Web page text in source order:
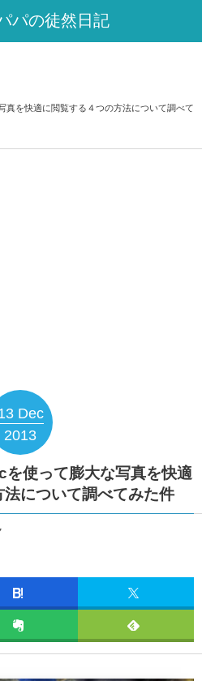
パの徒然日記
真を快適に閲覧する４つの方法について調べて
Dec
2013
使って膨大な写真を快適
について調べてみた件